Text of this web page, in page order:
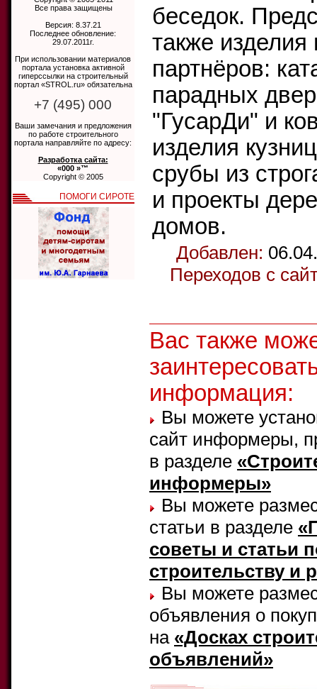
беседок.
также
партнёров:
парадных
"ГусарДи" и
изделия
срубы из
и проекты
домов.
Добавлен:
Переходов с
Вас также
информация:
Вы можете
сайт информеры,
в разделе
информеры»
Вы можете
статьи в разделе
советы и статьи
строительству и
Вы можете
объявления о
на «Досках
объявлений»
Все права защищены
Версия: 8.37.21
Последнее обновление:
29.07.2011г.
При использовании материалов
портала установка активной
гиперссылки на строительный
портал «STROL.ru» обязательна
+7 (495) 000
Ваши замечания и предложения
по работе строительного
портала направляйте по адресу:
Разработка сайта:
«000 »™
Copyright © 2005
ПОМОГИ СИРОТЕ